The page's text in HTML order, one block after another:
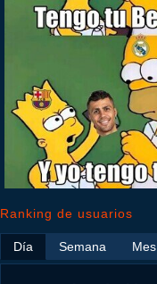
Ranking de usuarios
Día Semana Mes